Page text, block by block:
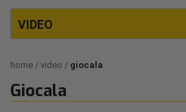
VIDEO
home video giocala
Giocala